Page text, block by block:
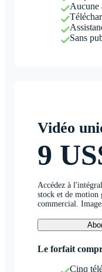
Aucune
Sans
Vidéo
9
Accédez à
stock et de motion
commercial.
Le forfait
Cinq